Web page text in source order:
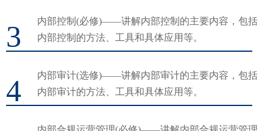
3
内部控制(必修)——讲解内部控制的主要内容，包括
内部控制的方法、工具和具体应用等。
4
内部审计(选修)——讲解内部审计的主要内容，包括
内部审计的方法、工具和具体应用等。